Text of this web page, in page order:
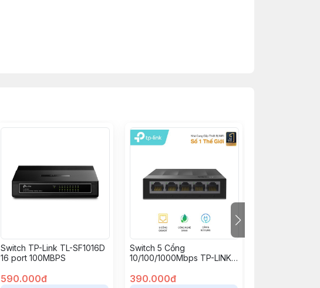
Switch TP-Link TL-SF1016D
16 port 100MBPS
590.000đ
Switch 5 Cổng
10/100/1000Mbps TP-LINK
390.000đ